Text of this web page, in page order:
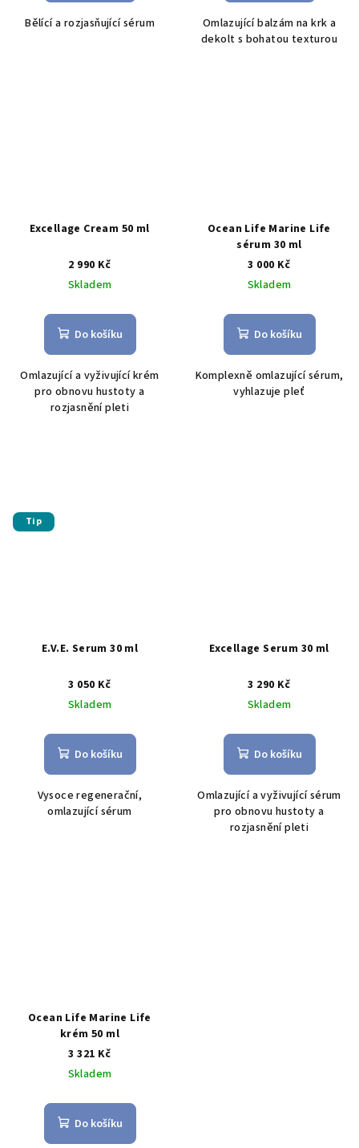
Bělící a rozjasňující sérum Omlazující balzám na krk a
dekolt s bohatou texturou
Excellage Cream 50 ml
2 990 Kč
Skladem
Do košíku
Omlazující a vyživující krém
pro obnovu hustoty a
rozjasnění pleti
Ocean Life Marine Life
sérum 30 ml
3 000 Kč
Skladem
Do košíku
Komplexně omlazující sérum,
vyhlazuje pleť
Tip
E.V.E. Serum 30 ml
3 050 Kč
Skladem
Do košíku
Vysoce regenerační,
omlazující sérum
Excellage Serum 30 ml
3 290 Kč
Skladem
Do košíku
Omlazující a vyživující sérum
pro obnovu hustoty a
rozjasnění pleti
Ocean Life Marine Life
krém 50 ml
3 321 Kč
Skladem
Do košíku